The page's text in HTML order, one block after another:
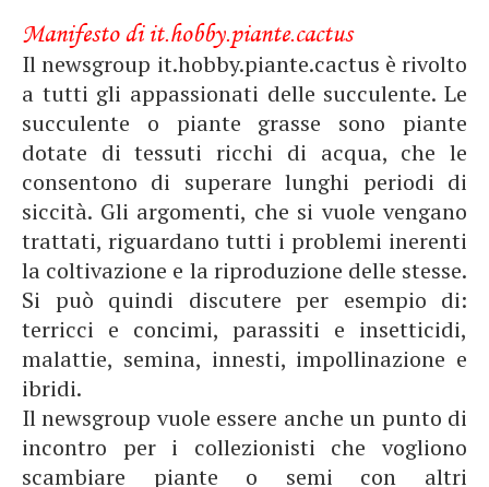
Manifesto di it.hobby.piante.cactus
Il newsgroup it.hobby.piante.cactus è rivolto
a tutti gli appassionati delle succulente. Le
succulente o piante grasse sono piante
dotate di tessuti ricchi di acqua, che le
consentono di superare lunghi periodi di
siccità. Gli argomenti, che si vuole vengano
trattati, riguardano tutti i problemi inerenti
la coltivazione e la riproduzione delle stesse.
Si può quindi discutere per esempio di:
terricci e concimi, parassiti e insetticidi,
malattie, semina, innesti, impollinazione e
ibridi.
Il newsgroup vuole essere anche un punto di
incontro per i collezionisti che vogliono
scambiare piante o semi con altri